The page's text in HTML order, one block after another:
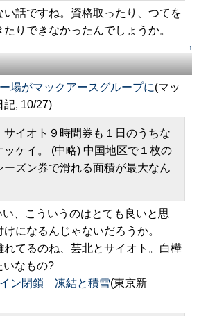
い話ですね。資格取ったり、つてを
りできなかったんでしょうか。
↑
場がマックアースグループに(マッ
記, 10/27)
サイオト９時間券も１日のうちな
ッケイ。 (中略) 中国地区で１枚の
ーズン券で滑れる面積が最大なん
い、こういうのはとても良いと思
けになるんじゃないだろうか。
れてるのね、芸北とサイオト。白樺
いなもの?
ン閉鎖 凍結と積雪(東京新